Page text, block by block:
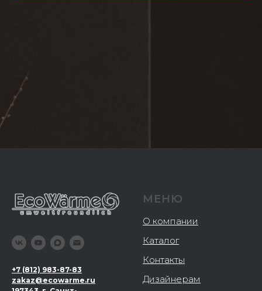
+7 (812) 983-87-83
zakaz@ecowarme.ru
МЕНЮ
О компании
Каталог
Контакты
Дизайнерам